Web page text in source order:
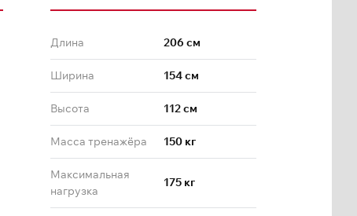
Длина 206 см
Ширина 154 см
Высота 112 см
Масса тренажёра 150 кг
Максимальная
нагрузка
175 кг